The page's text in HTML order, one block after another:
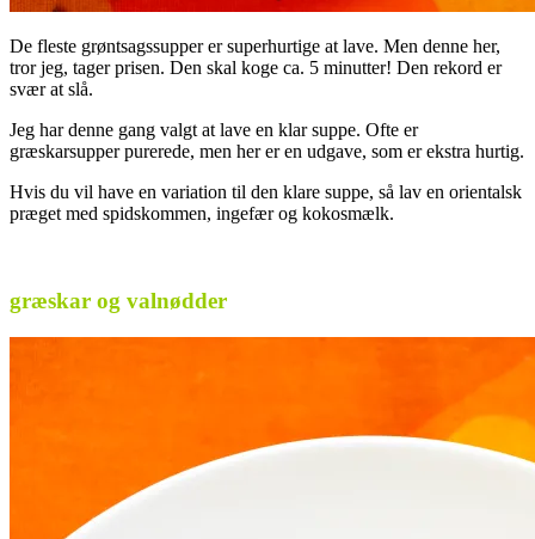
De fleste grøntsagssupper er superhurtige at lave. Men denne her,
tror jeg, tager prisen. Den skal koge ca. 5 minutter! Den rekord er
svær at slå.
Jeg har denne gang valgt at lave en klar suppe. Ofte er
græskarsupper purerede, men her er en udgave, som er ekstra hurtig.
Hvis du vil have en variation til den klare suppe, så lav en orientalsk
præget med spidskommen, ingefær og kokosmælk.
græskar og valnødder